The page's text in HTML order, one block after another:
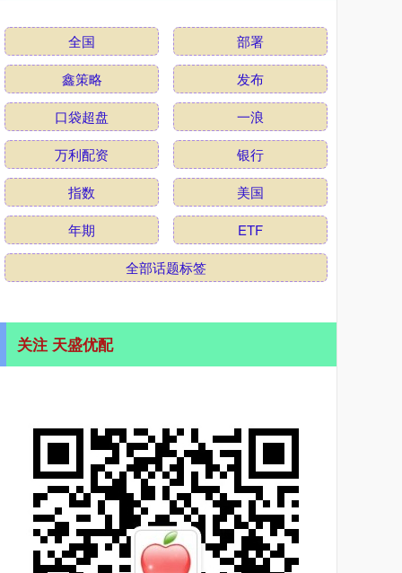
全国
部署
鑫策略
发布
口袋超盘
一浪
万利配资
银行
指数
美国
年期
ETF
全部话题标签
关注 天盛优配